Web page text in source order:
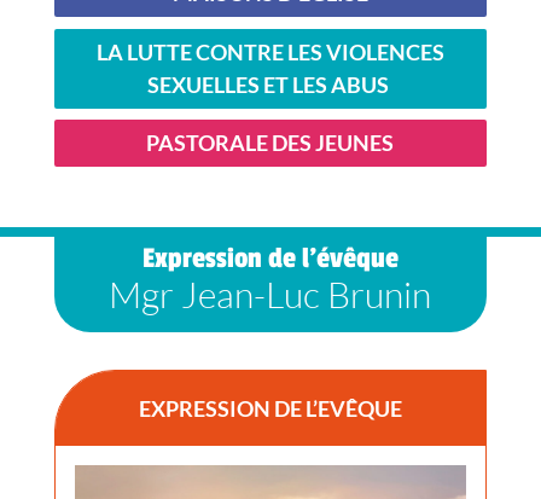
LA LUTTE CONTRE LES VIOLENCES
SEXUELLES ET LES ABUS
PASTORALE DES JEUNES
Expression de l’évêque
Mgr Jean-Luc Brunin
EXPRESSION DE L’EVÊQUE